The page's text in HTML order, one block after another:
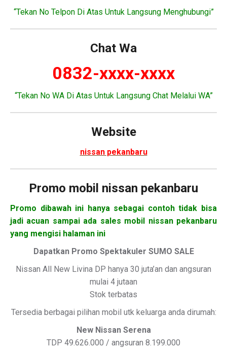
“Tekan No Telpon Di Atas Untuk Langsung Menghubungi”
Chat Wa
0832-xxxx-xxxx
“Tekan No WA Di Atas Untuk Langsung Chat Melalui WA”
Website
nissan pekanbaru
Promo mobil nissan pekanbaru
Promo dibawah ini hanya sebagai contoh tidak bisa
jadi acuan sampai ada sales mobil nissan pekanbaru
yang mengisi halaman ini
Dapatkan Promo Spektakuler SUMO SALE
Nissan All New Livina DP hanya 30 juta’an dan angsuran
mulai 4 jutaan
Stok terbatas
Tersedia berbagai pilihan mobil utk keluarga anda dirumah:
New Nissan Serena
TDP 49.626.000 / angsuran 8.199.000